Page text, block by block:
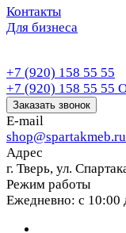
Контакты
Для бизнеса
+7 (920) 158 55 55
+7 (920) 158 55 55
Заказать звонок
E-mail
shop@spartakmeb.ru
Адрес
г. Тверь, ул.
Режим работы
Ежедневно: с 10:00